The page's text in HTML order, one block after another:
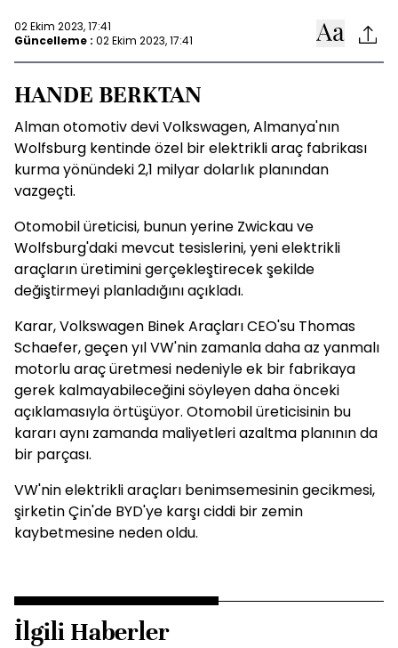
02 Ekim 2023, 17:41
Güncelleme : 02 Ekim 2023, 17:41
HANDE BERKTAN
Alman otomotiv devi Volkswagen, Almanya'nın
Wolfsburg kentinde özel bir elektrikli araç fabrikası
kurma yönündeki 2,1 milyar dolarlık planından
vazgeçti.
Otomobil üreticisi, bunun yerine Zwickau ve
Wolfsburg'daki mevcut tesislerini, yeni elektrikli
araçların üretimini gerçekleştirecek şekilde
değiştirmeyi planladığını açıkladı.
Karar, Volkswagen Binek Araçları CEO'su Thomas
Schaefer, geçen yıl VW'nin zamanla daha az yanmalı
motorlu araç üretmesi nedeniyle ek bir fabrikaya
gerek kalmayabileceğini söyleyen daha önceki
açıklamasıyla örtüşüyor. Otomobil üreticisinin bu
kararı aynı zamanda maliyetleri azaltma planının da
bir parçası.
VW'nin elektrikli araçları benimsemesinin gecikmesi,
şirketin Çin'de BYD'ye karşı ciddi bir zemin
kaybetmesine neden oldu.
İlgili Haberler